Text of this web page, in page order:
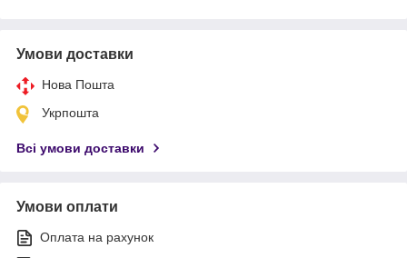
Умови доставки
Нова Пошта
Укрпошта
Всі умови доставки
Умови оплати
Оплата на рахунок